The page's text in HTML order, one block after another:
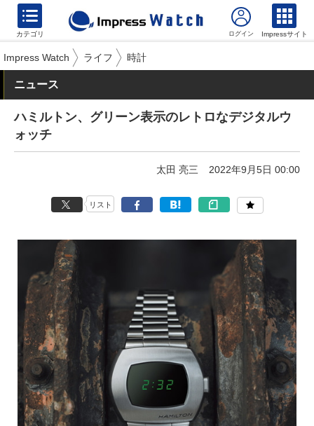
カテゴリ Impressサイト
Impress Watch ライフ 時計
ニュース
ハミルトン、グリーン表示のレトロなデジタルウ
ォッチ
太田 亮三 2022年9月5日 00:00
リスト